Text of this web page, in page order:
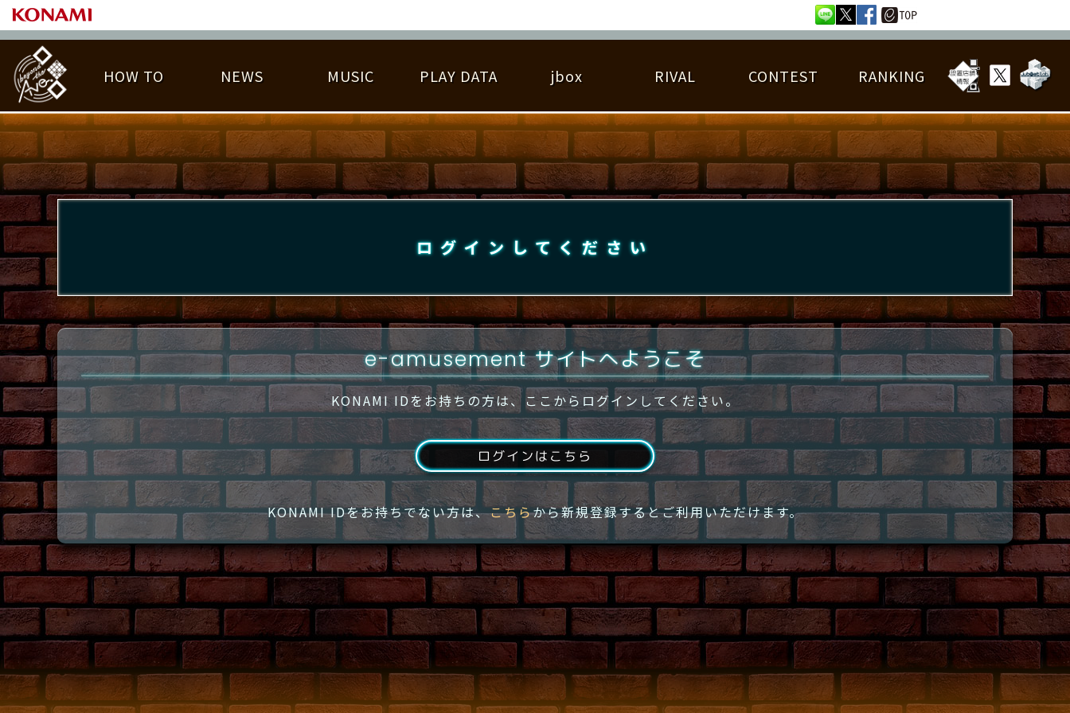
HOW TO
基本の遊び方 遊び方ガイド
NEWS MUSIC
遊べる楽曲 アーティスト紹介
PLAY DATA
PLAY DATA TOP EMBLEM ゆびベル 楽曲データ 詳細楽曲データ
称号 プレー履歴 プレーグラフ ねんごろチャレンジ EDIT譜面
jbox RIVAL
ライバル一覧 逆ライバル一覧 ライバル比較 プレーヤー検索 フレンドリスト
CONTEST
大会参加 大会開催 大会参加情報 大会とは？
RANKING
LICENSE HIT CHART ORIGINAL HIT CHART BEST SCORE RANKING TOTAL BEST SCORE RANKING
ログインしてください
e-amusement サイトへようこそ
KONAMI IDをお持ちの方は、ここからログインしてください。
ログインはこちら
KONAMI IDをお持ちでない方は、こちらから新規登録するとご利用いただけます。